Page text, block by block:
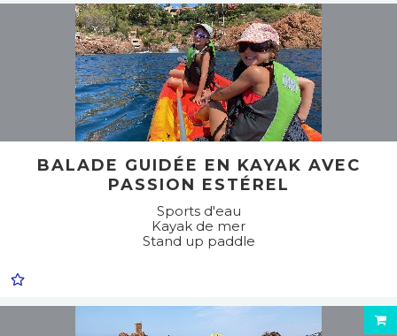
BALADE GUIDÉE EN KAYAK AVEC
PASSION ESTÉREL
Sports d'eau
Kayak de mer
Stand up paddle